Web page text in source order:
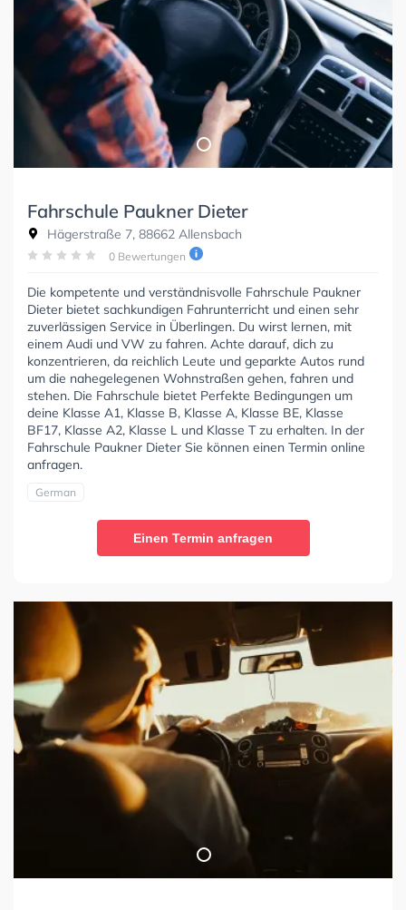
Fahrschule Paukner Dieter
Hägerstraße 7, 88662 Allensbach
0 Bewertungen
Die kompetente und verständnisvolle Fahrschule Paukner
Dieter bietet sachkundigen Fahrunterricht und einen sehr
zuverlässigen Service in Überlingen. Du wirst lernen, mit
einem Audi und VW zu fahren. Achte darauf, dich zu
konzentrieren, da reichlich Leute und geparkte Autos rund
um die nahegelegenen Wohnstraßen gehen, fahren und
stehen. Die Fahrschule bietet Perfekte Bedingungen um
deine Klasse A1, Klasse B, Klasse A, Klasse BE, Klasse
BF17, Klasse A2, Klasse L und Klasse T zu erhalten. In der
Fahrschule Paukner Dieter Sie können einen Termin online
anfragen.
German
Einen Termin anfragen